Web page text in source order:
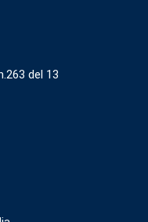
del 13